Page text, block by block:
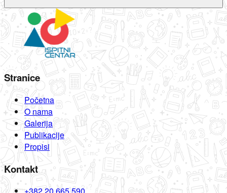
Stranice
Početna
O nama
Galerija
Publikacije
Propisi
Kontakt